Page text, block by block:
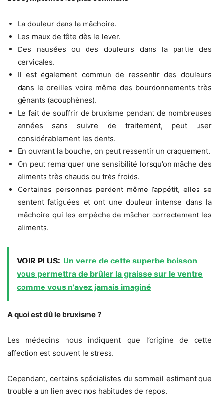
La douleur dans la mâchoire.
Les maux de tête dès le lever.
Des nausées ou des douleurs dans la partie des
cervicales.
Il est également commun de ressentir des douleurs
dans le oreilles voire même des bourdonnements très
gênants (acouphènes).
Le fait de souffrir de bruxisme pendant de nombreuses
années sans suivre de traitement, peut user
considérablement les dents.
En ouvrant la bouche, on peut ressentir un craquement.
On peut remarquer une sensibilité lorsqu’on mâche des
aliments très chauds ou très froids.
Certaines personnes perdent même l’appétit, elles se
sentent fatiguées et ont une douleur intense dans la
mâchoire qui les empêche de mâcher correctement les
aliments.
VOIR PLUS: Un verre de cette superbe boisson
vous permettra de brûler la graisse sur le ventre
comme vous n’avez jamais imaginé
A quoi est dû le bruxisme ?
Les médecins nous indiquent que l’origine de cette
affection est souvent le stress.
Cependant, certains spécialistes du sommeil estiment que
trouble a un lien avec nos habitudes de repos.